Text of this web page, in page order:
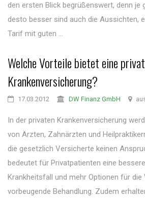
den ersten Blick begrüßenswert, denn je
desto besser sind auch die Aussichten,
Tarif mit guten ...
Welche Vorteile bietet eine
Krankenversicherung?
17.03.2012 DW Finanz GmbH
In der privaten Krankenversicherung
von Ärzten, Zahnärzten und
die gesetzlich Versicherte keinen
bedeutet für Privatpatienten eine
Krankheitsfall und mehr Optionen für die
vorbeugende Behandlung. Zudem